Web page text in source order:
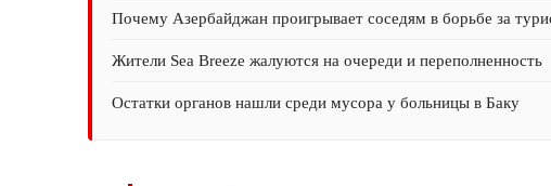
Почему Азербайджан проигрывает соседям в борьбе за
Жители Sea Breeze жалуются на очереди и переполненность
Остатки органов нашли среди мусора у больницы в Баку